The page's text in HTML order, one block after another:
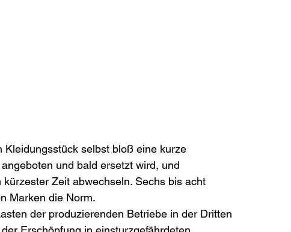
Kleidungsstück selbst bloß eine kurze
und bald ersetzt wird, und
Zeit abwechseln. Sechs bis acht
Marken die Norm.
der produzierenden Betriebe in der Dritten